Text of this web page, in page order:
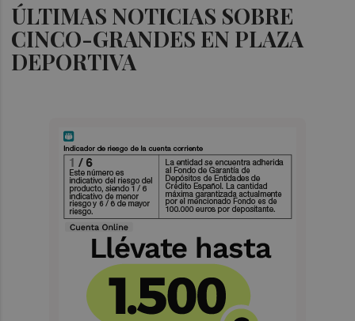
ÚLTIMAS NOTICIAS SOBRE
CINCO-GRANDES EN PLAZA
DEPORTIVA